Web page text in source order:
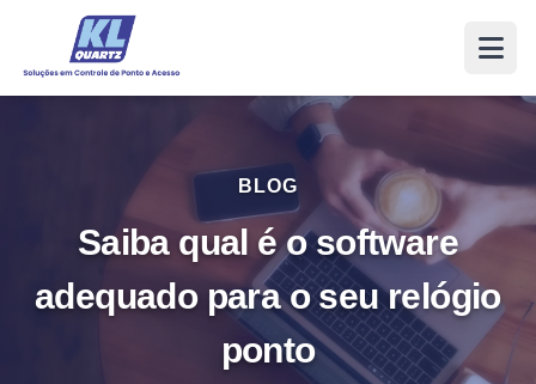
BLOG
Saiba qual é o software
adequado para o seu relógio
ponto